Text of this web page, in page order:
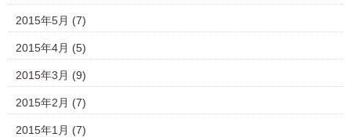
2015年5月 (7)
2015年4月 (5)
2015年3月 (9)
2015年2月 (7)
2015年1月 (7)